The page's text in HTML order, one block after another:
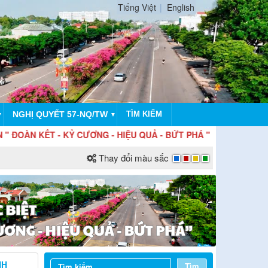
Tiếng Việt English
NGHỊ QUYẾT 57-NQ/TW ▼ TÌM KIẾM
KỶ CƯƠNG - HIỆU QUẢ - BỨT PHÁ "
Thay đổi màu sắc